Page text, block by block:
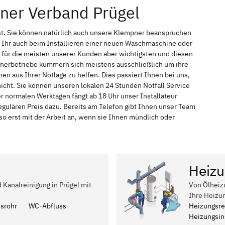
Verband Prügel
Sie können natürlich auch unsere Klempner beanspruchen
auch beim Installieren einer neuen Waschmaschine oder
die meisten unserer Kunden aber wichtigsten und diesen
kümmern sich meistens ausschließlich um ihre
aus Ihrer Notlage zu helfen. Dies passiert Ihnen bei uns,
Sie können unseren lokalen 24 Stunden Notfall Service
normalen Werktagen fängt ab 18 Uhr unser Installateur
Preis dazu. Bereits am Telefon gibt Ihnen unser Team
erst mit der Arbeit an, wenn sie Ihnen mündlich oder
in Prügel mit
WC-Abfluss
Von
Ihre